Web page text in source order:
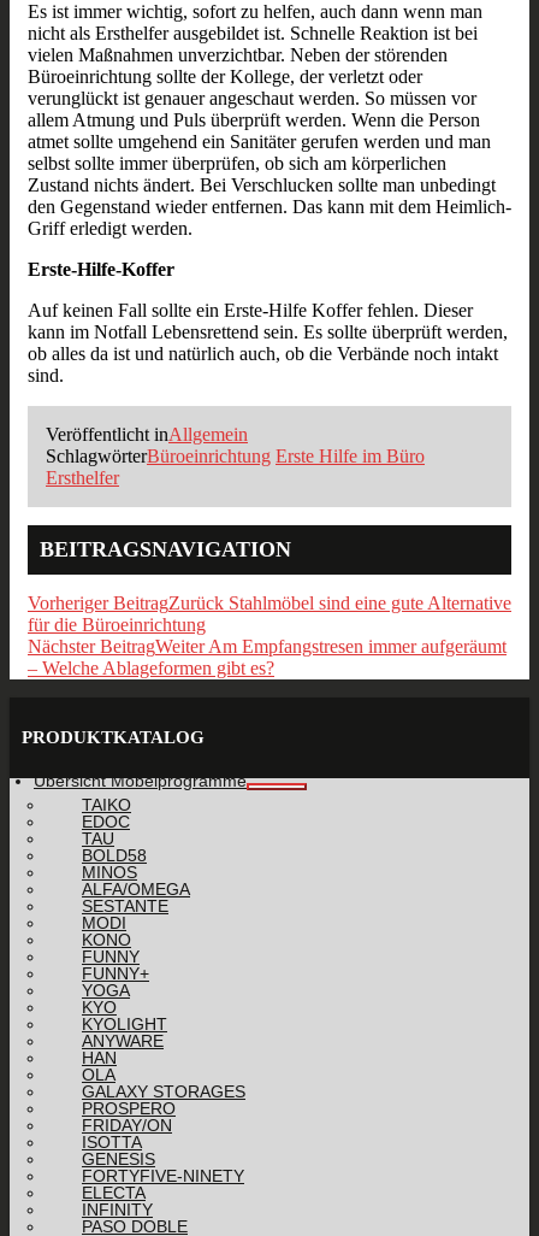
Es ist immer wichtig, sofort zu helfen, auch dann wenn man
nicht als Ersthelfer ausgebildet ist. Schnelle Reaktion ist bei
vielen Maßnahmen unverzichtbar. Neben der störenden
Büroeinrichtung sollte der Kollege, der verletzt oder
verunglückt ist genauer angeschaut werden. So müssen vor
allem Atmung und Puls überprüft werden. Wenn die Person
atmet sollte umgehend ein Sanitäter gerufen werden und man
selbst sollte immer überprüfen, ob sich am körperlichen
Zustand nichts ändert. Bei Verschlucken sollte man unbedingt
den Gegenstand wieder entfernen. Das kann mit dem Heimlich-
Griff erledigt werden.
Erste-Hilfe-Koffer
Auf keinen Fall sollte ein Erste-Hilfe Koffer fehlen. Dieser
kann im Notfall Lebensrettend sein. Es sollte überprüft werden,
ob alles da ist und natürlich auch, ob die Verbände noch intakt
sind.
Veröffentlicht inAllgemein
SchlagwörterBüroeinrichtung Erste Hilfe im Büro
Ersthelfer
BEITRAGSNAVIGATION
Vorheriger BeitragZurück Stahlmöbel sind eine gute Alternative
für die Büroeinrichtung
Nächster BeitragWeiter Am Empfangstresen immer aufgeräumt
– Welche Ablageformen gibt es?
PRODUKTKATALOG
Übersicht Möbelprogramme
TAIKO
EDOC
TAU
BOLD58
MINOS
ALFA/OMEGA
SESTANTE
MODI
KONO
FUNNY
FUNNY+
YOGA
KYO
KYOLIGHT
ANYWARE
HAN
OLA
GALAXY STORAGES
PROSPERO
FRIDAY/ON
ISOTTA
GENESIS
FORTYFIVE-NINETY
ELECTA
INFINITY
PASO DOBLE